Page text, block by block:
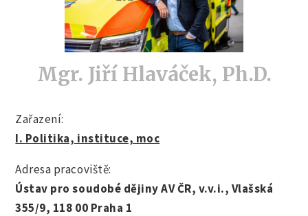
Mgr. Jiří Hlaváček, Ph.D.
Zařazení:
I. Politika, instituce, moc
Adresa pracoviště:
Ústav pro soudobé dějiny AV ČR, v.v.i., Vlašská
355/9, 118 00 Praha 1